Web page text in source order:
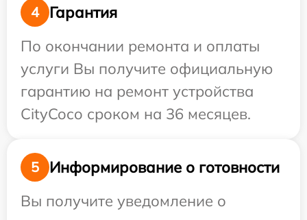
4
Гарантия
По окончании ремонта и оплаты
услуги Вы получите официальную
гарантию на ремонт устройства
CityCoco сроком на 36 месяцев.
5
Информирование о готовности
Вы получите уведомление о